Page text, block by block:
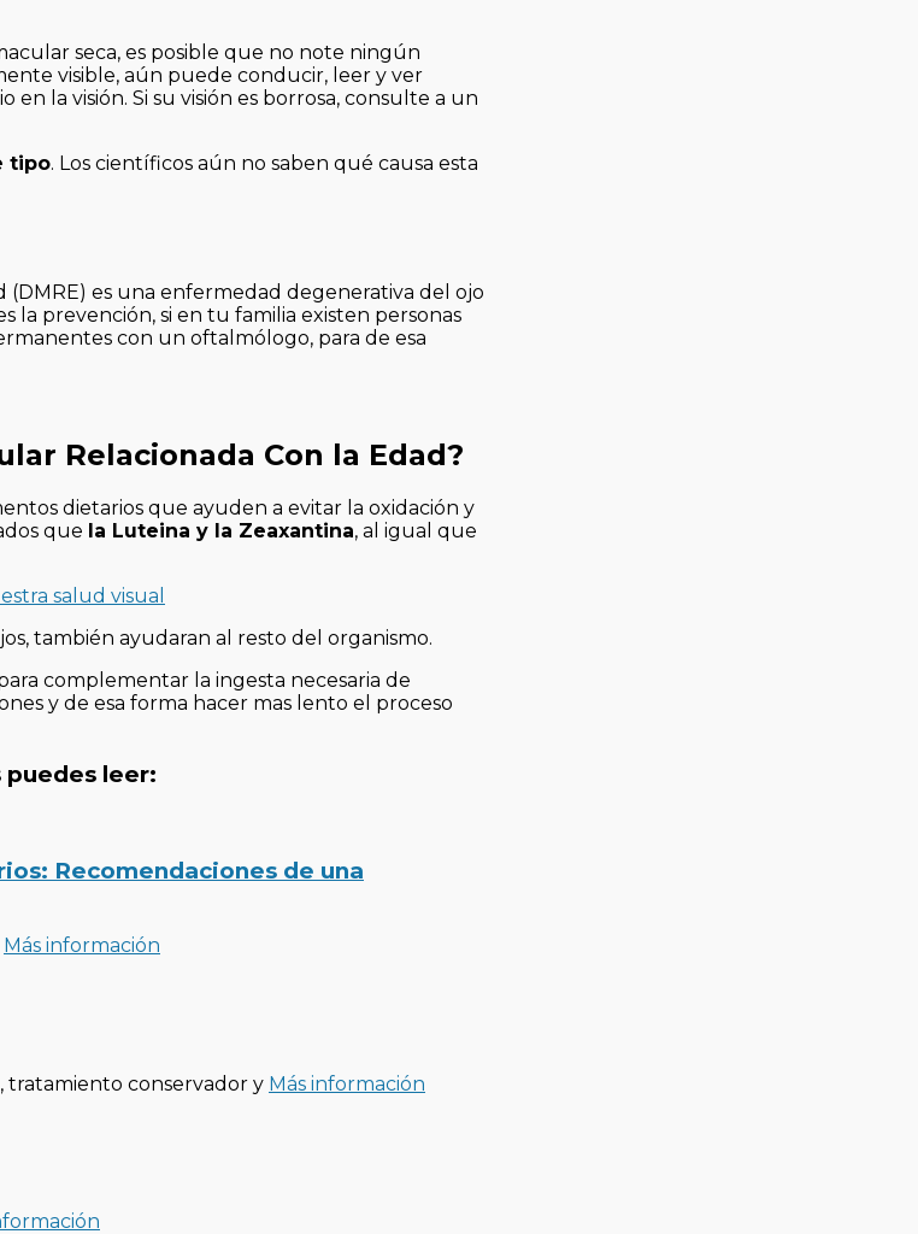
seca, es posible que no note ningún
visible, aún puede conducir, leer y ver
la visión. Si su visión es borrosa, consulte a un
tipo. Los científicos aún no saben qué causa esta
es una enfermedad degenerativa del ojo
la prevención, si en tu familia existen personas
con un oftalmólogo, para de esa
Relacionada Con la Edad?
dietarios que ayuden a evitar la oxidación y
que la Luteina y la Zeaxantina, al igual que
salud visual
también ayudaran al resto del organismo.
complementar la ingesta necesaria de
y de esa forma hacer mas lento el proceso
leer:
Recomendaciones de una
Más información
tratamiento conservador y Más información